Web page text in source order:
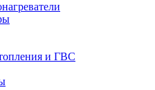
и ГВС